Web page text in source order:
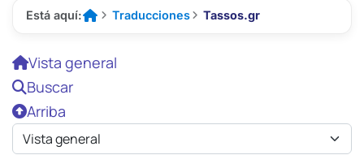
Está aquí:
Inicio
 Traducciones  Tassos.gr
Vista general
Buscar
Arriba